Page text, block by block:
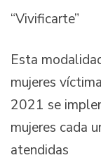
“Vivificarte”
Esta
mujeres
2021 se
mujeres cada
atendidas